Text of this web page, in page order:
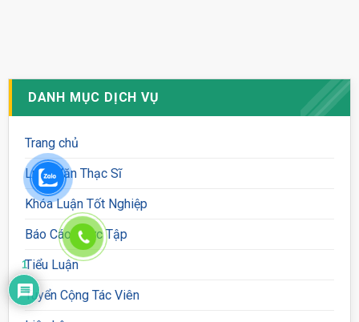
DANH MỤC DỊCH VỤ
Trang chủ
Luận Văn Thạc Sĩ
Khóa Luận Tốt Nghiệp
Báo Cáo Thực Tập
Tiểu Luận
Tuyển Cộng Tác Viên
1